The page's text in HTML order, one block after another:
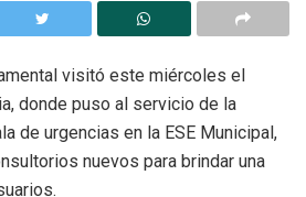
visitó este miércoles el
donde puso al servicio de la
de urgencias en la ESE Municipal,
nuevos para brindar una